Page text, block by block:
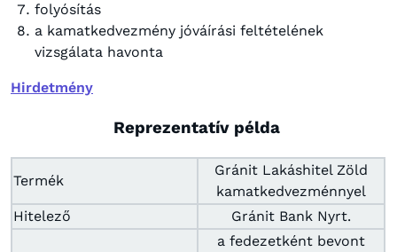
folyósítás
a kamatkedvezmény jóváírási feltételének
vizsgálata havonta
Hirdetmény
Reprezentatív példa
Termék
Gránit Lakáshitel Zöld
kamatkedvezménnyel
Hitelező
Gránit Bank Nyrt.
a fedezetként bevont